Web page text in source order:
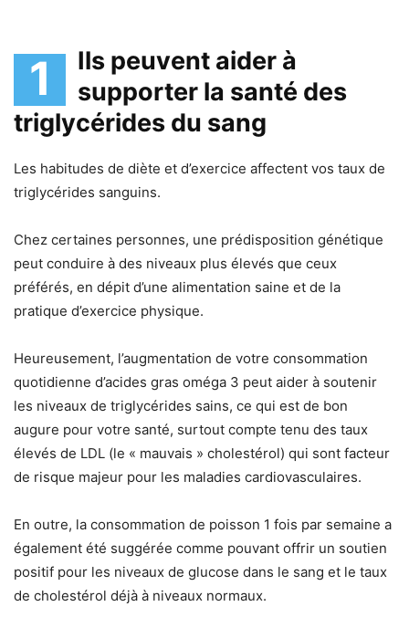
1
Ils peuvent aider à
supporter la santé des
triglycérides du sang
Les habitudes de diète et d’exercice affectent vos taux de
triglycérides sanguins.
Chez certaines personnes, une prédisposition génétique
peut conduire à des niveaux plus élevés que ceux
préférés, en dépit d’une alimentation saine et de la
pratique d’exercice physique.
Heureusement, l’augmentation de votre consommation
quotidienne d’acides gras oméga 3 peut aider à soutenir
les niveaux de triglycérides sains, ce qui est de bon
augure pour votre santé, surtout compte tenu des taux
élevés de LDL (le « mauvais » cholestérol) qui sont facteur
de risque majeur pour les maladies cardiovasculaires.
En outre, la consommation de poisson 1 fois par semaine a
également été suggérée comme pouvant offrir un soutien
positif pour les niveaux de glucose dans le sang et le taux
de cholestérol déjà à niveaux normaux.